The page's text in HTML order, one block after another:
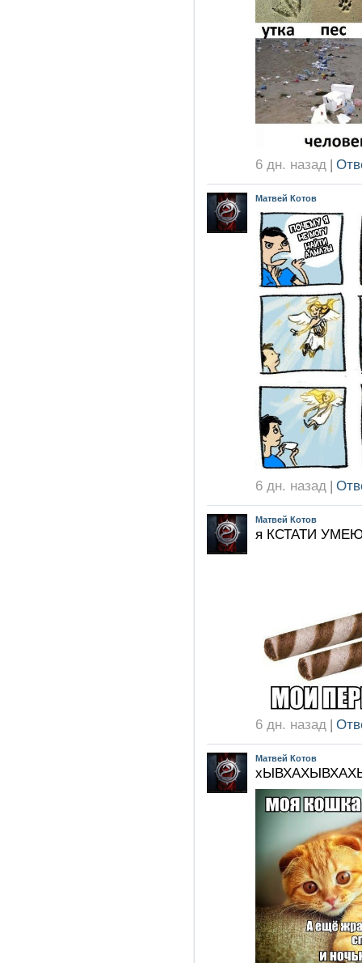
6 дн. назад |
Матвей Котов
6 дн. назад |
Матвей Котов
я КСТАТИ
6 дн. назад |
Матвей Котов